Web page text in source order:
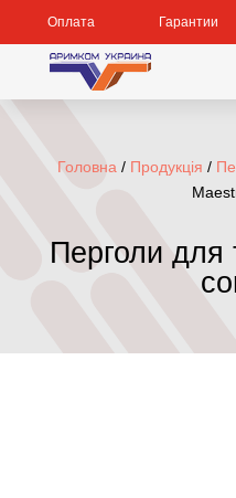
Оплата Гарантии
Головна / Продукція /
Перголи для